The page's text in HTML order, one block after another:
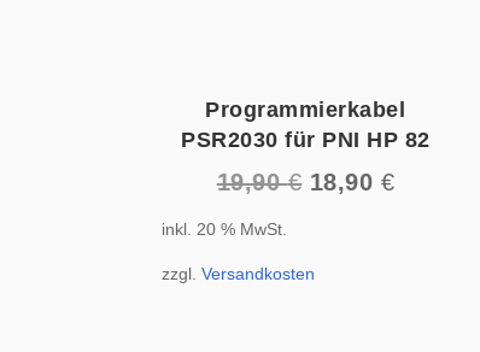
Programmierkabel
PSR2030 für PNI HP 82
19,90€ Ursprünglicher
19,90 €
18,90 €Aktueller
inkl. 20 % MwSt.
zzgl.Versandkosten